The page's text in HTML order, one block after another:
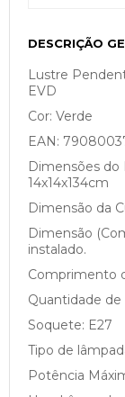
DESCRIÇÃO
Lustre
EVD
Cor: Verde
EAN:
Dimensões do
14x14x134cm
Dimensão da
Dimensão
instalado.
Comprimento
Quantidade de
Soquete: E27
Tipo de
Potência